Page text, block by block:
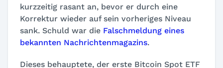
kurzzeitig rasant an, bevor er durch eine
Korrektur wieder auf sein vorheriges Niveau
sank. Schuld war die Falschmeldung eines
bekannten Nachrichtenmagazins.
Dieses behauptete, der erste Bitcoin Spot ETF